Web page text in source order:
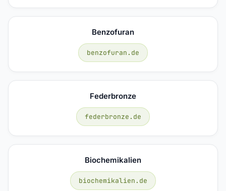
Benzofuran
benzofuran.de
Federbronze
federbronze.de
Biochemikalien
biochemikalien.de